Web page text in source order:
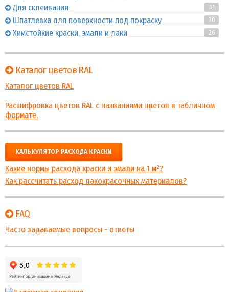
Для склеивания 31
Шпатлевка для поверхности под покраску 30
Химстойкие краски, эмали и лаки 26
Каталог цветов RAL
Каталог цветов RAL
Расшифровка цветов RAL с названиями цветов в табличном
формате.
КАЛЬКУЛЯТОР РАСХОДА КРАСКИ
Какие нормы расхода краски и эмали на 1 м²?
Как рассчитать расход лакокрасочных материалов?
FAQ
Часто задаваемые вопросы - ответы